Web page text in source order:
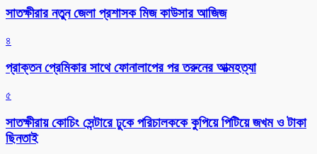
সাতক্ষীরার নতুন জেলা প্রশাসক মিজ কাউসার আজিজ
৪
প্রাক্তন প্রেমিকার সাথে ফোনালাপের পর তরুনের আত্মহত্যা
৫
সাতক্ষীরায় কোচিং সেন্টারে ঢুকে পরিচালককে কুপিয়ে পিটিয়ে জখম ও টাকা
ছিনতাই